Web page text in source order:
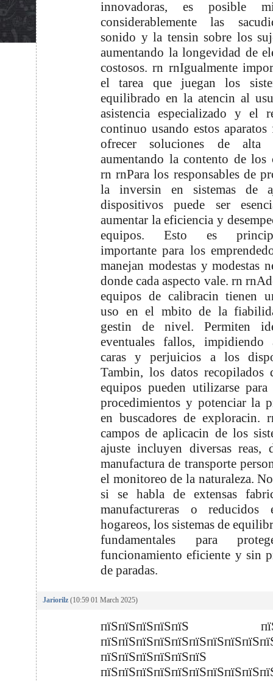
innovadoras, es posible
considerablemente las
sonido y la tensin sobre los
aumentando la longevidad de
costosos. rn rnIgualmente
el tarea que juegan los
equilibrado en la atencin al
asistencia especializado y el
continuo usando estos
ofrecer soluciones de alta
aumentando la contento de los
rn rnPara los responsables de
la inversin en sistemas de
dispositivos puede ser
aumentar la eficiencia y
equipos. Esto es
importante para los
manejan modestas y modestas
donde cada aspecto vale. rn
equipos de calibracin tienen
uso en el mbito de la
gestin de nivel. Permiten
eventuales fallos, impidiendo
caras y perjuicios a los
Tambin, los datos recopilados
equipos pueden utilizarse para
procedimientos y potenciar la
en buscadores de exploracin.
campos de aplicacin de los
ajuste incluyen diversas reas,
manufactura de transporte
el monitoreo de la naturaleza.
si se habla de extensas
manufactureras o reducidos
hogareos, los sistemas de
fundamentales para
funcionamiento eficiente y sin
de paradas.
Jariorilz (10:59 01 March 2025)
пїЅпїЅпїЅпїЅпїЅ
пїЅпїЅпїЅпїЅпїЅпїЅ